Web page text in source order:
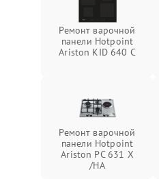
Ремонт варочной
панели Hotpoint
Ariston KID 640 C
Ремонт варочной
панели Hotpoint
Ariston PC 631 X
/HA